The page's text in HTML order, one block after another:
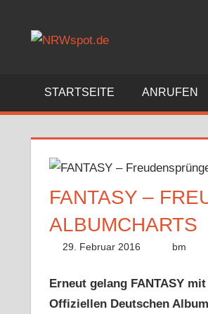
Bewegtes
gezeigt
STARTSEITE ANRUFEN
FANTASY –
ALBUMCHARTS
29. Februar 2016 bm
Erneut gelang FANTASY
Offiziellen Deutschen